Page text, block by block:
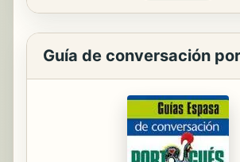
Guía de conversación